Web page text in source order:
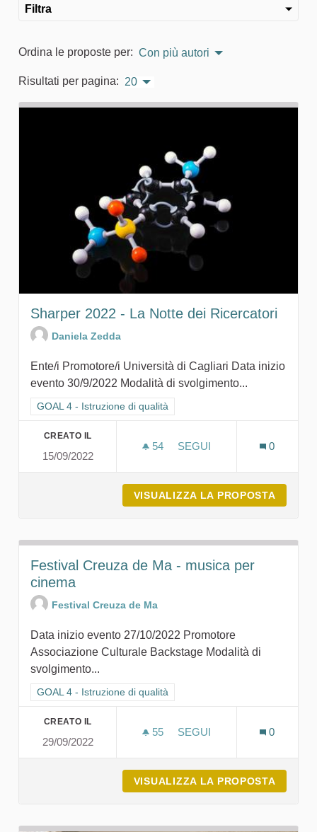
Filtra
Ordina le proposte per: Con più autori
Risultati per pagina: 20
Sharper 2022 - La Notte dei Ricercatori
Daniela Zedda
Ente/i Promotore/i Università di Cagliari Data inizio
evento 30/9/2022 Modalità di svolgimento...
Filtra i risultati per categoria: GOAL 4 - Istruzione di qualità
GOAL 4 - Istruzione di qualità
CREATO IL
15/09/2022
54 54 SOSTENITORI
SEGUI
0
VISUALIZZA LA PROPOSTA
Festival Creuza de Ma - musica per
cinema
Festival Creuza de Ma
Data inizio evento 27/10/2022 Promotore
Associazione Culturale Backstage Modalità di
svolgimento...
Filtra i risultati per categoria: GOAL 4 - Istruzione di qualità
GOAL 4 - Istruzione di qualità
CREATO IL
29/09/2022
55 55 SOSTENITORI
SEGUI
0
VISUALIZZA LA PROPOSTA